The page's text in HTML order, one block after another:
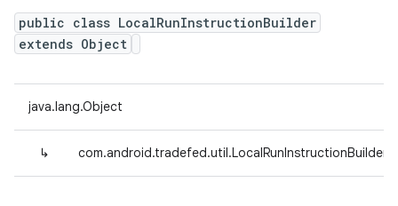
public class LocalRunInstructionBuilder
extends Object
java.lang.Object
↳ com.android.tradefed.util.LocalRunInstructionBuilder